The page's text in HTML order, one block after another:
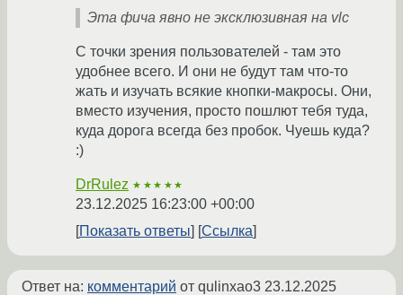
Эта фича явно не эксклюзивная на vlc
С точки зрения пользователей - там это
удобнее всего. И они не будут там что-то
жать и изучать всякие кнопки-макросы. Они,
вместо изучения, просто пошлют тебя туда,
куда дорога всегда без пробок. Чуешь куда?
:)
DrRulez ★★★★★
23.12.2025 16:23:00 +00:00
Показать ответы
Ссылка
Ответ на: комментарий от qulinxao3 23.12.2025